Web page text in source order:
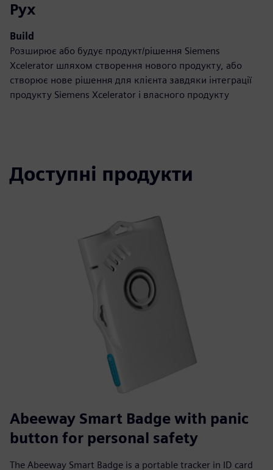
Рух
Build
Розширює або будує продукт/рішення Siemens
Xcelerator шляхом створення нового продукту, або
створює нове рішення для клієнта завдяки інтеграції
продукту Siemens Xcelerator і власного продукту
Доступні продукти
Abeeway Smart Badge with panic
button for personal safety
The Abeeway Smart Badge is a portable tracker in ID card